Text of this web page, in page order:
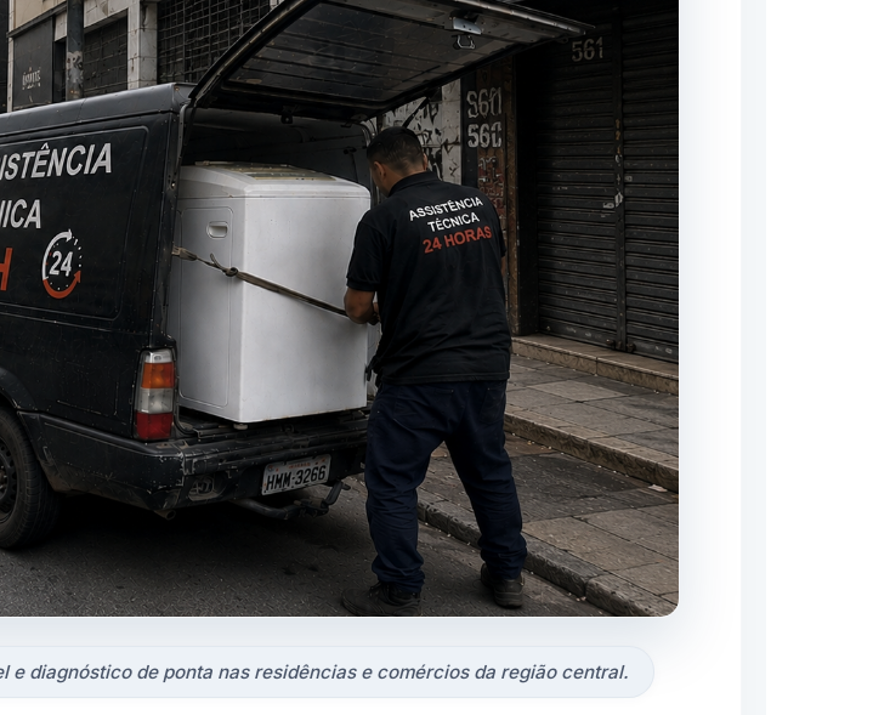
e diagnóstico de ponta nas residências e comércios da região central.